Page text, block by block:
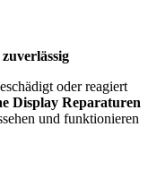
oder reagiert
Display Reparaturen
und funktionieren